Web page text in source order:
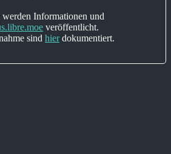
Informationen und
veröffentlicht.
sind hierdokumentiert.